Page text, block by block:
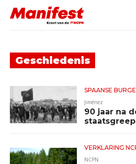
Skip navigation
Geschiedenis
SPAANSE
Jiménez
90 jaar na
staatsgreep
VERKLARING
NCPN